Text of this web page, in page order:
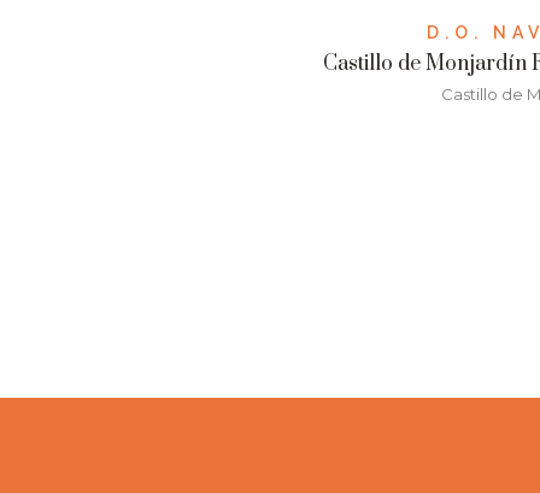
D.O.
Castillo de Monjardín
Castillo de